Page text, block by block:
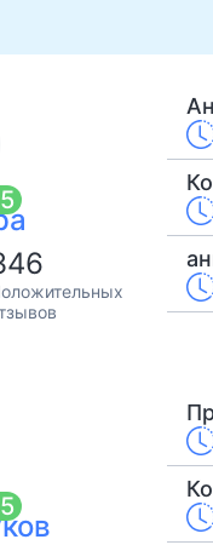
5
5